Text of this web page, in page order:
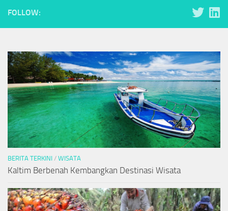
FOLLOW:
BERITA TERKINI / WISATA
Kaltim Berbenah Kembangkan Destinasi Wisata